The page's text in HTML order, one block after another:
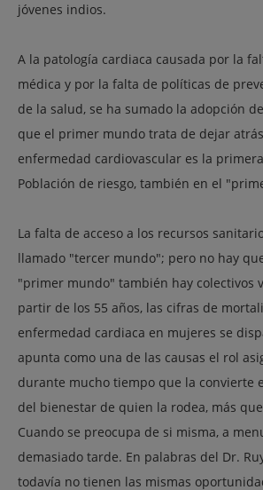
jóvenes indios.
A la patología cardiaca causada por la
médica y por la falta de políticas de
de la salud, se ha sumado la adopción
que el primer mundo trata de dejar
enfermedad cardiovascular es la
Población de riesgo, también en el
La falta de acceso a los recursos
llamado "tercer mundo"; pero no hay
"primer mundo" también hay colectivos
partir de los 55 años, las cifras de
enfermedad cardiaca en mujeres se
apunta como una de las causas el rol
durante mucho tiempo que la convierte
del bienestar de quien la rodea, más
Cuando se preocupa de si misma, a
demasiado tarde. En palabras del Dr.
todavía no tienen las mismas